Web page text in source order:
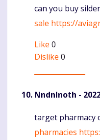
Komentaras
can you buy
sale https://
Like 0
Dislike 0
NndnInoth -
Komentaras
target pharmacy
pharmacies